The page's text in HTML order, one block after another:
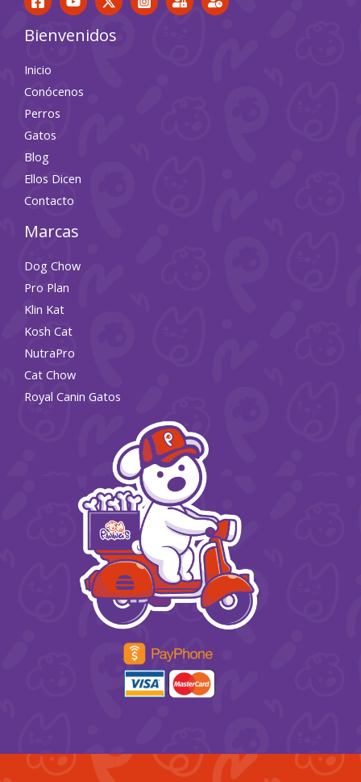
Bienvenidos
Inicio
Conócenos
Perros
Gatos
Blog
Ellos Dicen
Contacto
Marcas
Dog Chow
Pro Plan
Klin Kat
Kosh Cat
NutraPro
Cat Chow
Royal Canin Gatos